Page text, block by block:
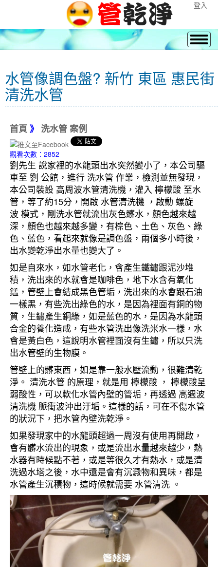
登入
水管像調色盤? 新竹 東區 惠民街
清洗水管
首頁 》 洗水管 案例
觀看次數：2852
劉先生 說家裡的水龍頭出水突然變小了，本公司驅
車至 劉 公館，進行 洗水管 作業，檢測並無發現，
本公司裝設 高周波水管清洗機，灌入 檸檬酸 至水
管，等了約15分，開啟 水管清洗機 ，啟動 螺旋
波 模式，剛洗水管就流出灰色髒水，顏色越來越
深，顏色也越來越多變，有棕色、土色、灰色、綠
色、藍色，看起來就像是調色盤，兩個多小時後，
出水變乾淨出水量也變大了。
如是自來水，如水管老化，會產生鐵鏽跟泥沙堆
積，洗出來的水就會是咖啡色，地下水含有氧化
錳，管壁上會結成黑色管垢，洗出來的水會跟石油
一樣黑，有些洗出綠色的水，是因為裡面有銅的物
質，生鏽產生銅綠，如是藍色的水，是因為水龍頭
合金的養化造成，有些水管洗出像洗米水一樣，水
會是黃白色，這說明水管裡面沒有生鏽，所以只洗
出水管壁的生物膜。
管壁上的髒東西，如是靠一般水壓流動，很難清乾
淨。 清洗水管 的原理，就是用 檸檬酸 ， 檸檬酸呈
弱酸性，可以軟化水管內壁的管垢，再透過 高週波
清洗機 脈衝波沖出汙垢。這樣的話，可在不傷水管
的狀況下，把水管內壁洗乾淨。
如果發現家中的水龍頭超過一周沒有使用再開啟，
會有髒水流出的現象，或是流出水量越來越少，熱
水器有時候點不著，或是等很久才有熱水，或是清
洗過水塔之後，水中還是會有沉澱物和異味，都是
水管產生沉積物，這時候就需要 水管清洗 。